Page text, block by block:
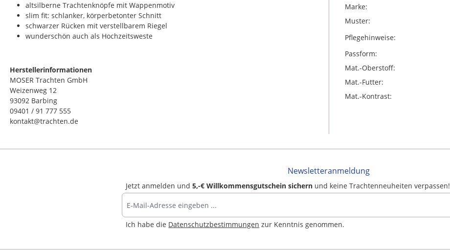
altsilberne Trachtenknöpfe mit Wappenmotiv
slim fit: schlanker, körperbetonter Schnitt
schwarzer Rücken mit verstellbarem Riegel
wunderschön auch als Hochzeitsweste
Herstellerinformationen
MOSER Trachten GmbH
Weizenweg 12
93092 Barbing
09401 / 91 777 555
kontakt@trachten.de
Marke:
Muster:
Pflegehinweise:
Passform:
Mat.-Oberstoff:
Mat.-Futter:
Mat.-Kontrast:
Newsletteranmeldung
Jetzt anmelden und5,-€ Willkommensgutschein sichern und keine Trachtenneuheiten verpassen!
Ich habe die Datenschutzbestimmungen zur Kenntnis genommen.